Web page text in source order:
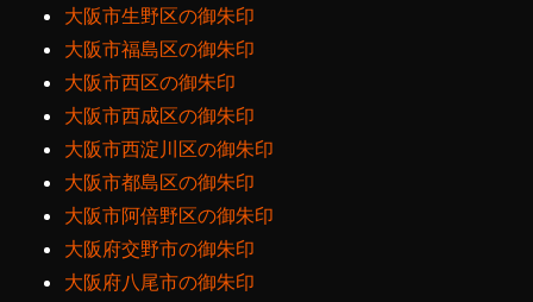
大阪市生野区の御朱印
大阪市福島区の御朱印
大阪市西区の御朱印
大阪市西成区の御朱印
大阪市西淀川区の御朱印
大阪市都島区の御朱印
大阪市阿倍野区の御朱印
大阪府交野市の御朱印
大阪府八尾市の御朱印